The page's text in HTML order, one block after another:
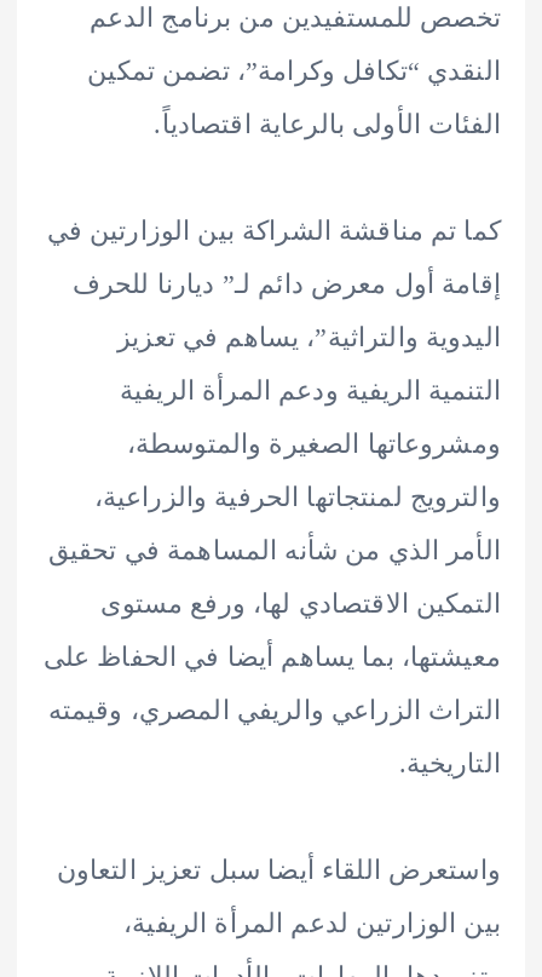
للمستفيدين من برنامج الدعم
“تكافل وكرامة”، تضمن تمكين
الأولى بالرعاية اقتصادياً.
مناقشة الشراكة بين الوزارتين في
أول معرض دائم لـ” ديارنا للحرف
والتراثية”، يساهم في تعزيز
الريفية ودعم المرأة الريفية
الصغيرة والمتوسطة،
لمنتجاتها الحرفية والزراعية،
الذي من شأنه المساهمة في تحقيق
الاقتصادي لها، ورفع مستوى
بما يساهم أيضا في الحفاظ على
الزراعي والريفي المصري، وقيمته
اللقاء أيضا سبل تعزيز التعاون
لدعم المرأة الريفية،